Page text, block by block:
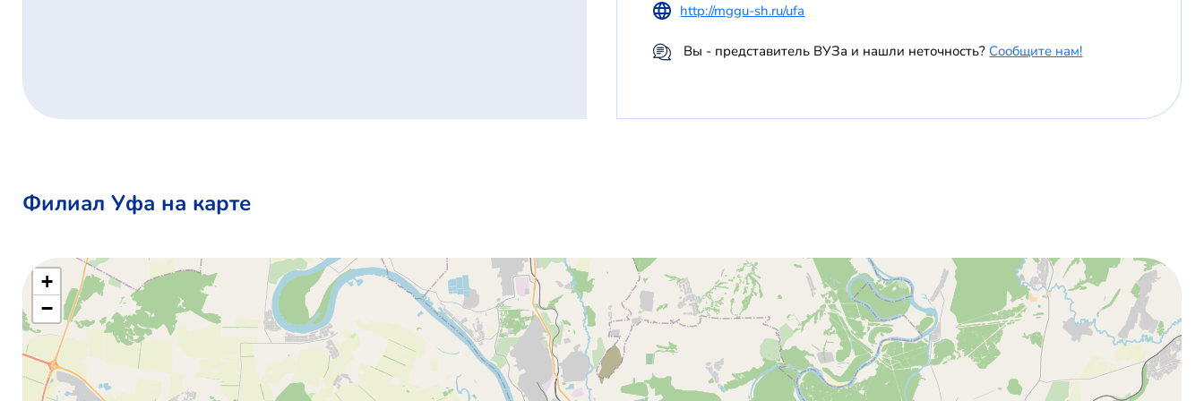
http://mggu-sh.ru/ufa
Вы - представитель ВУЗа и нашли неточность? Сообщите нам!
Филиал Уфа на карте
+
−